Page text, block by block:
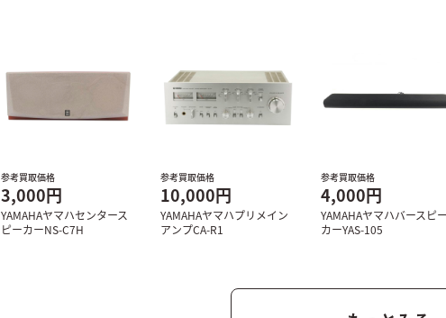
参考買取価格
3,000円
YAMAHAヤマハセンタース
ピーカーNS-C7H
参考買取価格
10,000円
YAMAHAヤマハプリメイン
アンプCA-R1
参考買取価格
4,000円
YAMAHAヤマハバースピ
カーYAS-105